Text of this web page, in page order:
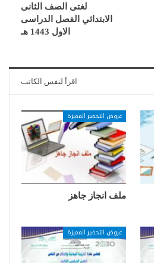
لغتى الصف الثانى
الابتدائي الفصل الدراسى
الاول 1443 هـ
اقرأ لنفس الكاتب
عروض التحضير المميزة
ملف انجاز جاهز
عروض التحضير المميزة